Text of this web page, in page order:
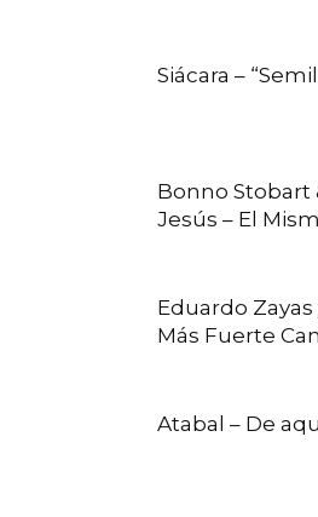
Siácara –
Bonno Stobart
Jesús – El
Eduardo Zayas
Más Fuerte
Atabal – De